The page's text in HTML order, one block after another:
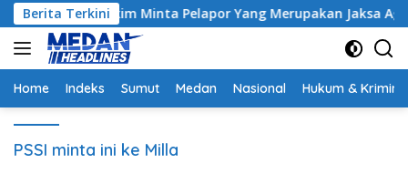
Langsung
ke
konten
Berita Terkini
Hakim Minta Pelapor Yang Merupakan Jaksa Agar
Home Indeks Sumut Medan Nasional Hukum &
PSSI minta ini ke Milla